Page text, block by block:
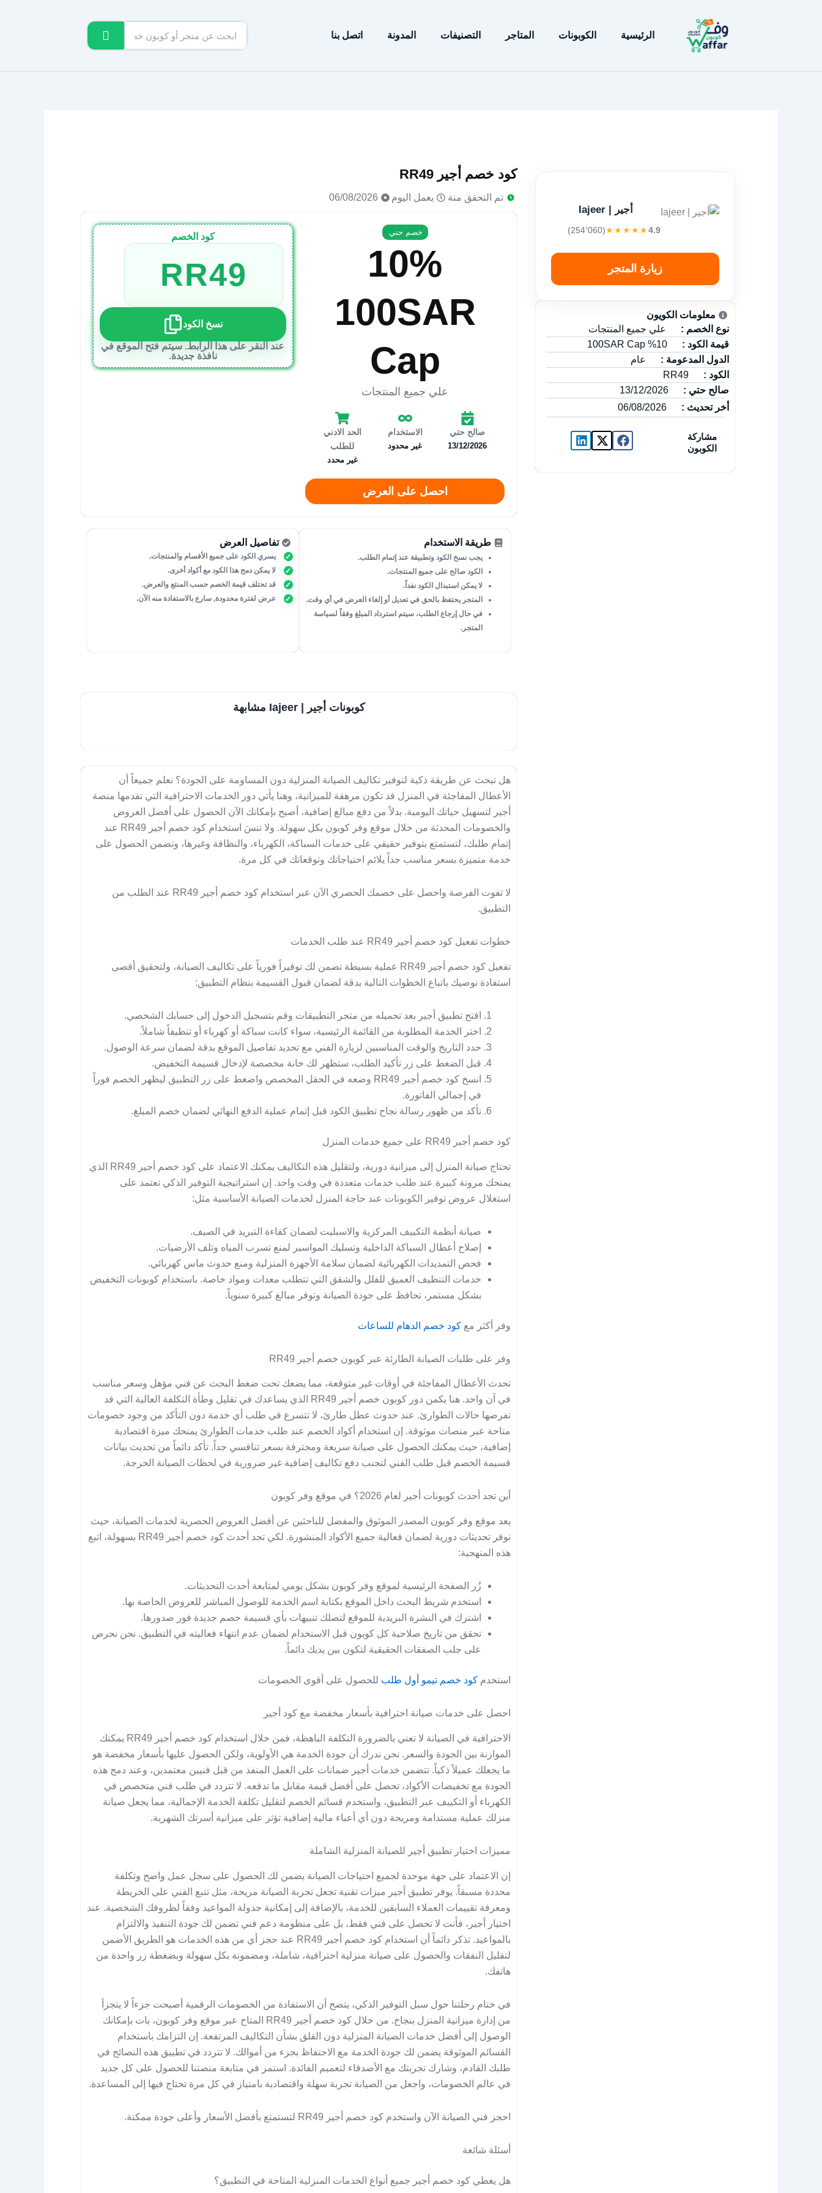
الرئيسية الكوبونات المتاجر التصنيفات المدونة اتصل بنا
أجير | Iajeer
4.9
★★★★★(254٬060)
زيارة المتجر
معلومات الكويون
نوع الخصم : علي جميع المنتجات
قيمة الكود :
الدول المدعومة : عام
الكود :
صالح حتي :
أخر تحديث :
مشاركة
الكوبون
كود خصم أجير RR49
تم التحقق منة يعمل اليوم 06/08/2026
خصم حتي
10%
100SAR
Cap
علي جميع المنتجات
صالح حتي
13/12/2026
الاستخدام
غير محدود
الحد الادني
للطلب
غير محدد
احصل على العرض
كود الخصم
RR49
نسخ الكود
عند النقر على هذا الرابط. سيتم فتح الموقع في
نافذة جديدة.
طريقة الاستخدام
يجب نسخ الكود وتطبيقة عند إتمام الطلب.
الكود صالح على جميع المنتجات.
لا يمكن استبدال الكود نفداً.
المتجر يحتفظ بالحق في تعديل أو إلغاء العرض في أي وقت.
في حال إرجاع الطلب، سيتم استرداد المبلغ وفقاً لسياسة
المتجر.
تفاصيل العرض
يسري الكود على جميع الأفسام والمنتجات.
لا يمكن دمح هذا الكود مع أكواد أخرى.
قد تحتلف قيمة الخصم حسب المنتع والعرض.
عرض لفترة محدودة, سارع بالاستفادة منه الآن.
كوبونات أجير | Iajeer مشابهة
هل تبحث عن طريقة ذكية لتوفير تكاليف الصيانة المنزلية دون المساومة على الجودة؟ نعلم جميعاً أن
الأعطال المفاجئة في المنزل قد تكون مرهقة للميزانية، وهنا يأتي دور الخدمات الاحترافية التي تقدمها منصة
أجير لتسهيل حياتك اليومية. بدلاً من دفع مبالغ إضافية، أصبح بإمكانك الآن الحصول على أفضل العروض
والخصومات المحدثة من خلال موقع وفر كوبون بكل سهولة. ولا تنسَ استخدام كود خصم أجير RR49 عند
إتمام طلبك، لتستمتع بتوفير حقيقي على خدمات السباكة، الكهرباء، والنظافة وغيرها، وتضمن الحصول على
خدمة متميزة بسعر مناسب جداً يلائم احتياجاتك وتوقعاتك في كل مرة.
لا تفوت الفرصة واحصل على خصمك الحصري الآن عبر استخدام كود خصم أجير RR49 عند الطلب من
التطبيق.
خطوات تفعيل كود خصم أجير RR49 عند طلب الخدمات
تفعيل كود خصم أجير RR49 عملية بسيطة تضمن لك توفيراً فورياً على تكاليف الصيانة، ولتحقيق أقصى
استفادة نوصيك باتباع الخطوات التالية بدقة لضمان قبول القسيمة بنظام التطبيق:
افتح تطبيق أجير بعد تحميله من متجر التطبيقات وقم بتسجيل الدخول إلى حسابك الشخصي.
اختر الخدمة المطلوبة من القائمة الرئيسية، سواء كانت سباكة أو كهرباء أو تنظيفاً شاملاً.
حدد التاريخ والوقت المناسبين لزيارة الفني مع تحديد تفاصيل الموقع بدقة لضمان سرعة الوصول.
قبل الضغط على زر تأكيد الطلب، ستظهر لك خانة مخصصة لإدخال قسيمة التخفيض.
انسخ كود خصم أجير RR49 وضعه في الحقل المخصص واضغط على زر التطبيق ليظهر الخصم فوراً
في إجمالي الفاتورة.
تأكد من ظهور رسالة نجاح تطبيق الكود قبل إتمام عملية الدفع النهائي لضمان خصم المبلغ.
كود خصم أجير RR49 على جميع خدمات المنزل
تحتاج صيانة المنزل إلى ميزانية دورية، ولتقليل هذه التكاليف يمكنك الاعتماد على كود خصم أجير RR49 الذي
يمنحك مرونة كبيرة عند طلب خدمات متعددة في وقت واحد. إن استراتيجية التوفير الذكي تعتمد على
استغلال عروض توفير الكوبونات عند حاجة المنزل لخدمات الصيانة الأساسية مثل:
صيانة أنظمة التكييف المركزية والاسبليت لضمان كفاءة التبريد في الصيف.
إصلاح أعطال السباكة الداخلية وتسليك المواسير لمنع تسرب المياه وتلف الأرضيات.
فحص التمديدات الكهربائية لضمان سلامة الأجهزة المنزلية ومنع حدوث ماس كهربائي.
خدمات التنظيف العميق للفلل والشقق التي تتطلب معدات ومواد خاصة. باستخدام كوبونات التخفيض
بشكل مستمر، تحافظ على جودة الصيانة وتوفر مبالغ كبيرة سنوياً.
وفر أكثر مع كود خصم الدهام للساعات
وفر على طلبات الصيانة الطارئة عبر كوبون خصم أجير RR49
تحدث الأعطال المفاجئة في أوقات غير متوقعة، مما يضعك تحت ضغط البحث عن فني مؤهل وسعر مناسب
في آن واحد. هنا يكمن دور كوبون خصم أجير RR49 الذي يساعدك في تقليل وطأة التكلفة العالية التي قد
تفرضها حالات الطوارئ. عند حدوث عطل طارئ، لا تتسرع في طلب أي خدمة دون التأكد من وجود خصومات
متاحة عبر منصات موثوقة. إن استخدام أكواد الخصم عند طلب خدمات الطوارئ يمنحك ميزة اقتصادية
إضافية، حيث يمكنك الحصول على صيانة سريعة ومحترفة بسعر تنافسي جداً. تأكد دائماً من تحديث بيانات
قسيمة الخصم قبل طلب الفني لتجنب دفع تكاليف إضافية غير ضرورية في لحظات الصيانة الحرجة.
أين تجد أحدث كوبونات أجير لعام 2026؟ في موقع وفر كوبون
يعد موقع وفر كوبون المصدر الموثوق والمفضل للباحثين عن أفضل العروض الحصرية لخدمات الصيانة، حيث
نوفر تحديثات دورية لضمان فعالية جميع الأكواد المنشورة. لكي تجد أحدث كود خصم أجير RR49 بسهولة، اتبع
هذه المنهجية:
زُر الصفحة الرئيسية لموقع وفر كوبون بشكل يومي لمتابعة أحدث التحديثات.
استخدم شريط البحث داخل الموقع بكتابة اسم الخدمة للوصول المباشر للعروض الخاصة بها.
اشترك في النشرة البريدية للموقع لتصلك تنبيهات بأي قسيمة خصم جديدة فور صدورها.
تحقق من تاريخ صلاحية كل كوبون قبل الاستخدام لضمان عدم انتهاء فعاليته في التطبيق. نحن نحرص
على جلب الصفقات الحقيقية لتكون بين يديك دائماً.
استخدم كود خصم تيمو أول طلب للحصول على أقوى الخصومات
احصل على خدمات صيانة احترافية بأسعار مخفضة مع كود أجير
الاحترافية في الصيانة لا تعني بالضرورة التكلفة الباهظة، فمن خلال استخدام كود خصم أجير RR49 يمكنك
الموازنة بين الجودة والسعر. نحن ندرك أن جودة الخدمة هي الأولوية، ولكن الحصول عليها بأسعار مخفضة هو
ما يجعلك عميلاً ذكياً. تتضمن خدمات أجير ضمانات على العمل المنفذ من قبل فنيين معتمدين، وعند دمج هذه
الجودة مع تخفيضات الأكواد، تحصل على أفضل قيمة مقابل ما تدفعه. لا تتردد في طلب فني متخصص في
الكهرباء أو التكييف عبر التطبيق، واستخدم قسائم الخصم لتقليل تكلفة الخدمة الإجمالية، مما يجعل صيانة
منزلك عملية مستدامة ومريحة دون أي أعباء مالية إضافية تؤثر على ميزانية أسرتك الشهرية.
مميزات اختيار تطبيق أجير للصيانة المنزلية الشاملة
إن الاعتماد على جهة موحدة لجميع احتياجات الصيانة يضمن لك الحصول على سجل عمل واضح وتكلفة
محددة مسبقاً. يوفر تطبيق أجير ميزات تقنية تجعل تجربة الصيانة مريحة، مثل تتبع الفني على الخريطة
ومعرفة تقييمات العملاء السابقين للخدمة، بالإضافة إلى إمكانية جدولة المواعيد وفقاً لظروفك الشخصية. عند
اختيار أجير، فأنت لا تحصل على فني فقط، بل على منظومة دعم فني تضمن لك جودة التنفيذ والالتزام
بالمواعيد. تذكر دائماً أن استخدام كود خصم أجير RR49 عند حجز أي من هذه الخدمات هو الطريق الأضمن
لتقليل النفقات والحصول على صيانة منزلية احترافية، شاملة، ومضمونة بكل سهولة وبضغطة زر واحدة من
هاتفك.
في ختام رحلتنا حول سبل التوفير الذكي، يتضح أن الاستفادة من الخصومات الرقمية أصبحت جزءاً لا يتجزأ
من إدارة ميزانية المنزل بنجاح. من خلال كود خصم أجير RR49 المتاح عبر موقع وفر كوبون، بات بإمكانك
الوصول إلى أفضل خدمات الصيانة المنزلية دون القلق بشأن التكاليف المرتفعة. إن التزامك باستخدام
القسائم الموثوقة يضمن لك جودة الخدمة مع الاحتفاظ بجزء من أموالك. لا تتردد في تطبيق هذه النصائح في
طلبك القادم، وشارك تجربتك مع الأصدقاء لتعميم الفائدة. استمر في متابعة منصتنا للحصول على كل جديد
في عالم الخصومات، واجعل من الصيانة تجربة سهلة واقتصادية بامتياز في كل مرة تحتاج فيها إلى المساعدة.
احجز فني الصيانة الآن واستخدم كود خصم أجير RR49 لتستمتع بأفضل الأسعار وأعلى جودة ممكنة.
أسئلة شائعة
هل يغطي كود خصم أجير جميع أنواع الخدمات المنزلية المتاحة في التطبيق؟